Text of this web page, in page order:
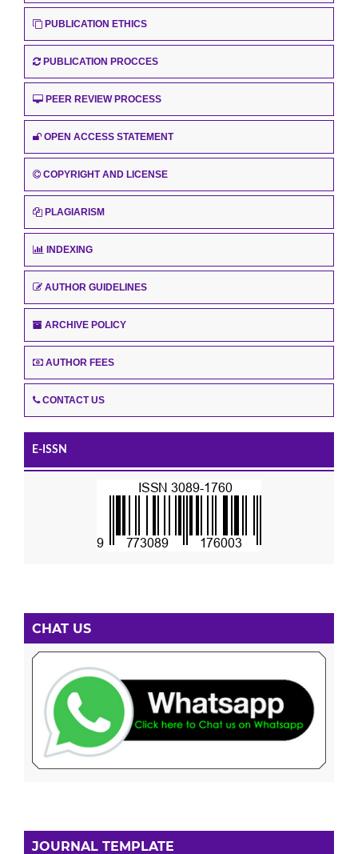
PUBLICATION ETHICS
PUBLICATION PROCCES
PEER REVIEW PROCESS
OPEN ACCESS STATEMENT
COPYRIGHT AND LICENSE
PLAGIARISM
INDEXING
AUTHOR GUIDELINES
ARCHIVE POLICY
AUTHOR FEES
CONTACT US
E-ISSN
CHAT US
JOURNAL TEMPLATE